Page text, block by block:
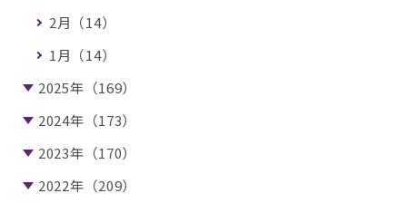
2月（14）
1月（14）
2025年（169）
2024年（173）
2023年（170）
2022年（209）